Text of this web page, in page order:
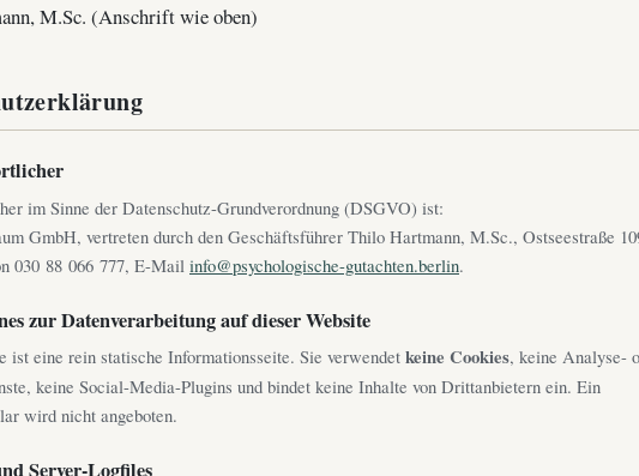
M.Sc. (Anschrift wie oben)
im Sinne der Datenschutz-Grundverordnung (DSGVO) ist:
GmbH, vertreten durch den Geschäftsführer Thilo Hartmann, M.Sc., Ostseestraße
030 88 066 777, E-Mail info@psychologische-gutachten.berlin.
zur Datenverarbeitung auf dieser Website
ist eine rein statische Informationsseite. Sie verwendet keine Cookies, keine Analyse-
keine Social-Media-Plugins und bindet keine Inhalte von Drittanbietern ein. Ein
wird nicht angeboten.